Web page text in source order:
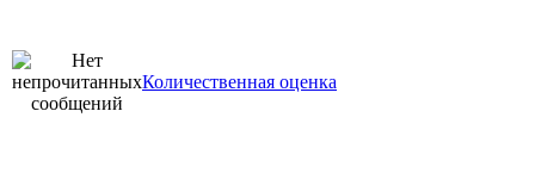
Количественная оценка